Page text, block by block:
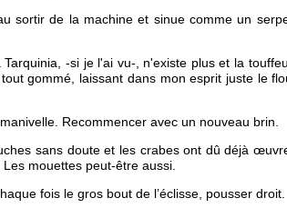
sortir de la machine et sinue comme un
-si je l'ai vu-, n'existe plus et la
gommé, laissant dans mon esprit juste le
Recommencer avec un nouveau brin.
sans doute et les crabes ont dû déjà
mouettes peut-être aussi.
fois le gros bout de l’éclisse, pousser droit.